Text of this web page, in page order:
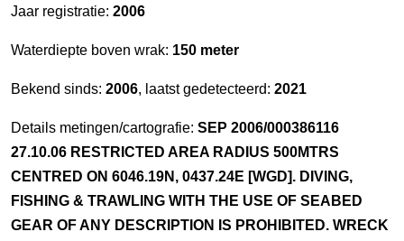
Jaar registratie: 2006
Waterdiepte boven wrak: 150 meter
Bekend sinds: 2006, laatst gedetecteerd: 2021
Details metingen/cartografie: SEP 2006/000386116
27.10.06 RESTRICTED AREA RADIUS 500MTRS
CENTRED ON 6046.19N, 0437.24E [WGD]. DIVING,
FISHING & TRAWLING WITH THE USE OF SEABED
GEAR OF ANY DESCRIPTION IS PROHIBITED. WRECK